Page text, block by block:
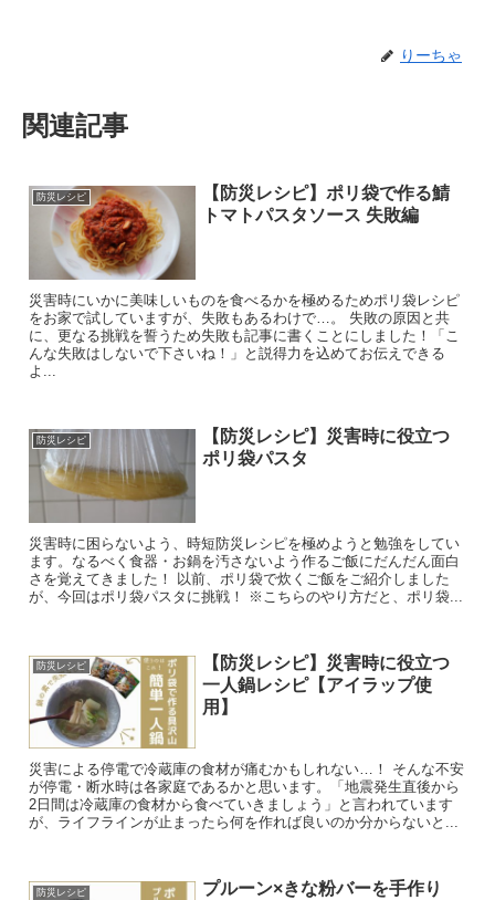
りーちゃ
関連記事
防災レシピ
【防災レシピ】ポリ袋で作る鯖
トマトパスタソース 失敗編
災害時にいかに美味しいものを食べるかを極めるためポリ袋レシピ
をお家で試していますが、失敗もあるわけで…。 失敗の原因と共
に、更なる挑戦を誓うため失敗も記事に書くことにしました！「こ
んな失敗はしないで下さいね！」と説得力を込めてお伝えできる
よ...
防災レシピ
【防災レシピ】災害時に役立つ
ポリ袋パスタ
災害時に困らないよう、時短防災レシピを極めようと勉強をしてい
ます。なるべく食器・お鍋を汚さないよう作るご飯にだんだん面白
さを覚えてきました！ 以前、ポリ袋で炊くご飯をご紹介しました
が、今回はポリ袋パスタに挑戦！ ※こちらのやり方だと、ポリ袋...
防災レシピ
【防災レシピ】災害時に役立つ
一人鍋レシピ【アイラップ使
用】
災害による停電で冷蔵庫の食材が痛むかもしれない…！ そんな不安
が停電・断水時は各家庭であるかと思います。「地震発生直後から
2日間は冷蔵庫の食材から食べていきましょう」と言われています
が、ライフラインが止まったら何を作れば良いのか分からないと...
防災レシピ
プルーン×きな粉バーを手作り